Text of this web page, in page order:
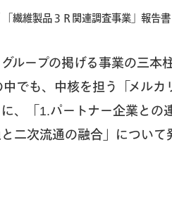
繊維製品３Ｒ関連調査事業」報告書
ループの掲げる事業の三本
でも、中核を担う「メル
、「1.パートナー企業との
二次流通の融合」について